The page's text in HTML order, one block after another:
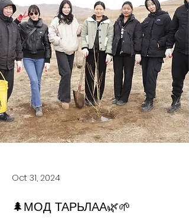
Oct 31, 2024
🌲МОД ТАРЬЛАА🌿🌱